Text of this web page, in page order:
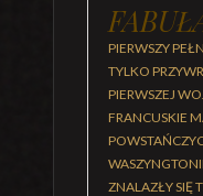
PIERWSZY
TYLKO
PIERWSZEJ
FRANCUSKIE
ZNALAZŁY SIĘ